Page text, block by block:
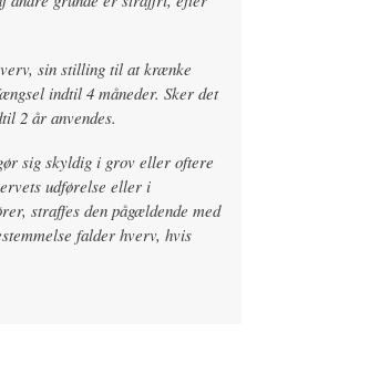
sin stilling til at krænke
indtil 4 måneder. Sker det
2 år anvendes.
sig skyldig i grov eller oftere
udførelse eller i
straffes den pågældende med
falder hverv, hvis